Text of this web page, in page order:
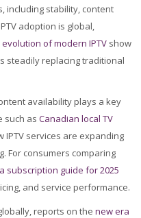
including stability, content
adoption is global,
of modern IPTV show
steadily replacing traditional
availability plays a key
such as Canadian local TV
IPTV services are expanding
For consumers comparing
subscription guide for 2025
and service performance.
reports on the new era